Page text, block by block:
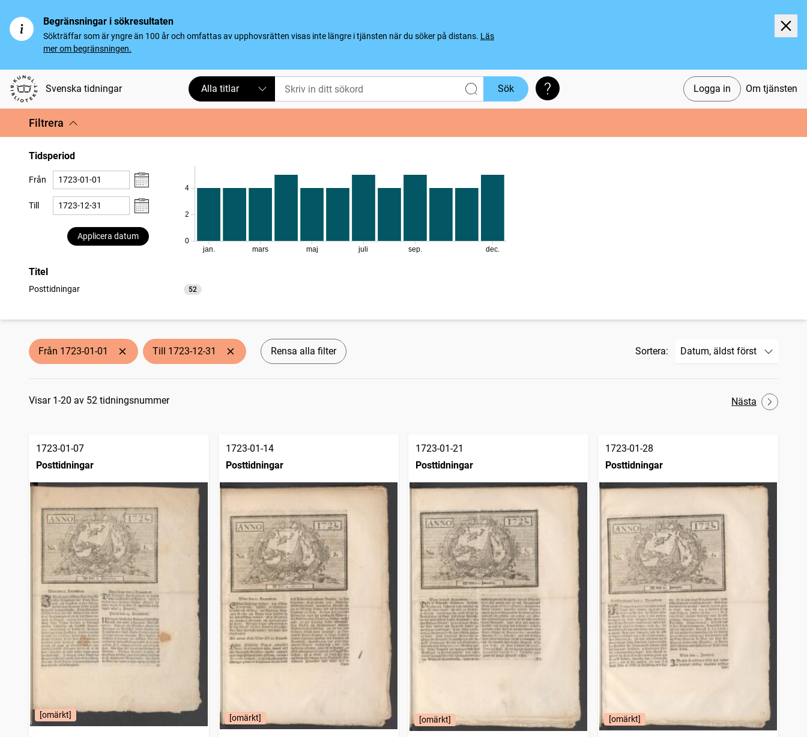
Begränsningar i sökresultaten
Sökträffar som är yngre än 100 år och omfattas av upphovsrätten visas inte längre i tjänsten när du söker på distans. Läs
mer om begränsningen.
Svenska tidningar Logga in Om tjänsten
Alla titlar Sök Söktips
Filtrera
Tidsperiod
Från
Till
Applicera datum
0
2
4
jan. mars maj juli sep. dec.
Titel
Posttidningar 52
träffar
Från 1723-01-01 Till 1723-12-31 Rensa alla filter Sortera:
Sökresultat
Visar 1-20 av 52 tidningsnummer Nästa
1723-01-07
Posttidningar
[omärkt]
1723-01-14
Posttidningar
[omärkt]
1723-01-21
Posttidningar
[omärkt]
1723-01-28
Posttidningar
[omärkt]